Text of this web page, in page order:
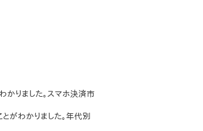
りました。スマホ決済市
がわかりました。年代別